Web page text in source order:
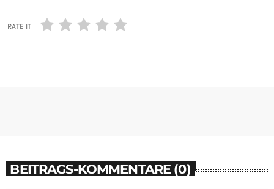
RATE IT
BEITRAGS-KOMMENTARE (0)